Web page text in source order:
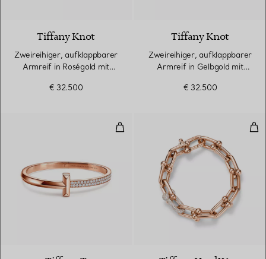
Tiffany Knot
Zweireihiger, aufklappbarer
Armreif in Roségold mit
€ 32.500
Tiffany Knot
Zweireihiger, aufklappbarer
Armreif in Gelbgold mit
€ 32.500
T One breiter aufklappbarer
3 Materialien